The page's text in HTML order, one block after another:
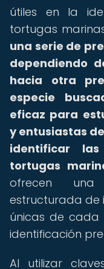
útiles en la
tortugas
una serie de
dependiendo
hacia otra
especie
eficaz para
y entusiastas
identificar
tortugas
ofrecen
estructurada de
únicas de cada
identificación
Al utilizar